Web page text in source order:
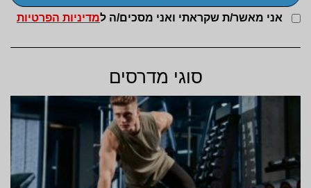
אני מאשר/ת שקראתי ואני מסכים/ה למדיניות הפרטיות
סוגי מדרסים